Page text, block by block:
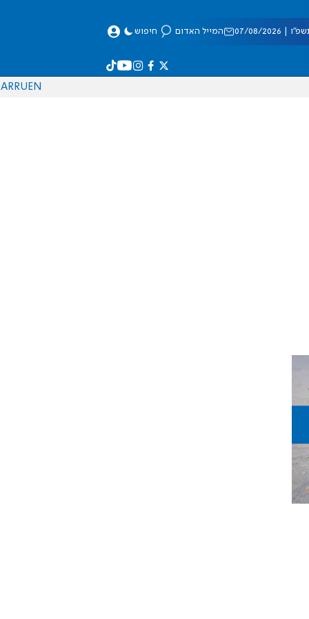
08/2026 המייל האדום חיפוש
EN
RU
AR